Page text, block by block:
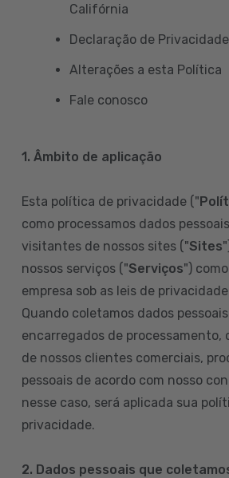
Califórnia
Declaração de
Alterações a esta Política
Fale conosco
1. Âmbito de aplicação
Esta política de privacidade ("
como processamos dados
visitantes de nossos sites ("Sites
nossos serviços ("Serviços")
empresa sob as leis de
Quando coletamos dados
encarregados de processamento,
de nossos clientes comerciais,
pessoais de acordo com nosso
nesse caso, será aplicada sua
privacidade.
2. Dados pessoais que